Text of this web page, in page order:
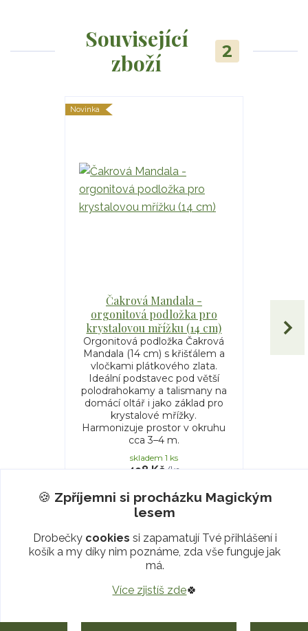
Související
zboží
2
Novinka
Čakrová Mandala -
orgonitová podložka pro
krystalovou mřížku (14 cm)
Orgonitová podložka Čakrová
Mandala (14 cm) s křišťálem a
vločkami plátkového zlata.
Ideální podstavec pod větší
polodrahokamy a talismany na
domácí oltář i jako základ pro
krystalové mřížky.
Harmonizuje prostor v okruhu
cca 3–4 m.
498 Kč /ks
skladem 1 ks
Přidat do košíku
🍪 Zpříjemni si procházku Magickým
lesem
Drobečky cookies si zapamatují Tvé přihlášení i
košík a my díky nim poznáme, zda vše funguje jak
má.
Více zjistíš zde🍀